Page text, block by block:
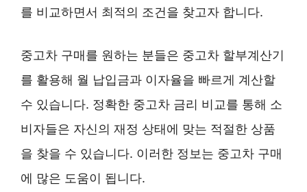
를 비교하면서 최적의 조건을 찾고자 합니다.
중고차 구매를 원하는 분들은 중고차 할부계산기
를 활용해 월 납입금과 이자율을 빠르게 계산할
수 있습니다. 정확한 중고차 금리 비교를 통해 소
비자들은 자신의 재정 상태에 맞는 적절한 상품
을 찾을 수 있습니다. 이러한 정보는 중고차 구매
에 많은 도움이 됩니다.